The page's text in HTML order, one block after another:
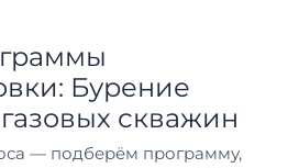
Бурение
скважин
— подберём программу,